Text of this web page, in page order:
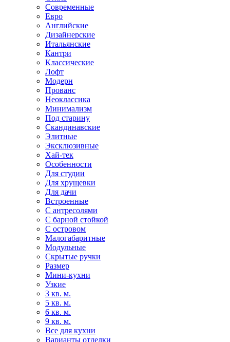
Современные
Евро
Английские
Дизайнерские
Итальянские
Кантри
Классические
Лофт
Модерн
Прованс
Неоклассика
Минимализм
Под старину
Скандинавские
Элитные
Эксклюзивные
Хай-тек
Особенности
Для студии
Для хрущевки
Для дачи
Встроенные
С антресолями
С барной стойкой
С островом
Малогабаритные
Модульные
Скрытые ручки
Размер
Мини-кухни
Узкие
3 кв. м.
5 кв. м.
6 кв. м.
9 кв. м.
Все для кухни
Варианты отделки